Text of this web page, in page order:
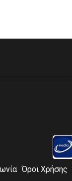
Όροι Χρήσης